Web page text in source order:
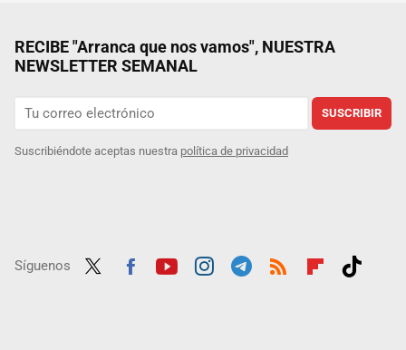
RECIBE "Arranca que nos vamos", NUESTRA
NEWSLETTER SEMANAL
SUSCRIBIR
Suscribiéndote aceptas nuestra política de privacidad
Síguenos